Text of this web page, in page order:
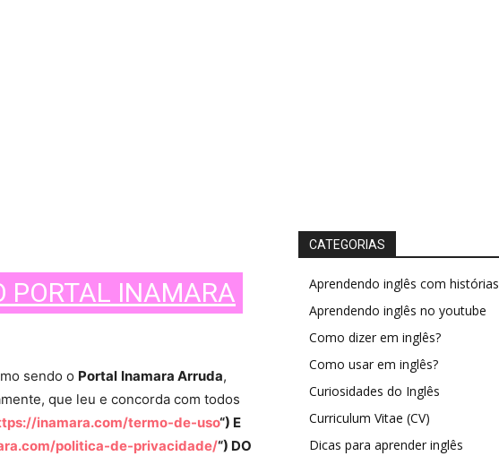
PORTAL INAMARA
sendo o Portal Inamara Arruda,
que leu e concorda com todos
inamara.com/termo-de-uso“) E
politica-de-privacidade/“) DO
CATEGORIAS
Aprendendo inglês com histórias
Aprendendo inglês no youtube
Como dizer em inglês?
Como usar em inglês?
Curiosidades do Inglês
Curriculum Vitae (CV)
Dicas para aprender inglês